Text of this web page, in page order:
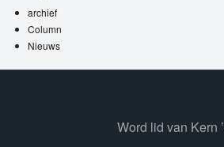
archief
Column
Nieuws
Word lid van Kern